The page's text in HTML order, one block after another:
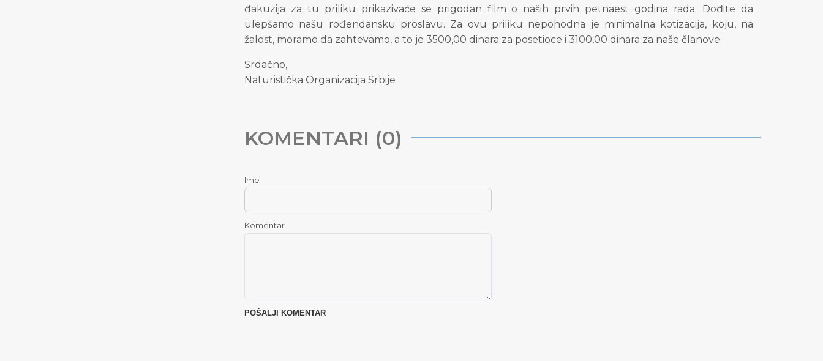
đakuzija za tu priliku prikazivaće se prigodan film o naših prvih petnaest godina rada. Dođite da
ulepšamo našu rođendansku proslavu. Za ovu priliku nepohodna je minimalna kotizacija, koju, na
žalost, moramo da zahtevamo, a to je 3500,00 dinara za posetioce i 3100,00 dinara za naše članove.
Srdačno,
Naturistička Organizacija Srbije
KOMENTARI (0)
Ime
Komentar